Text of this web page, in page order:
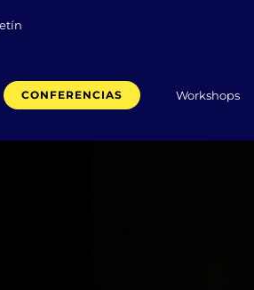
CONFERENCIAS Workshops